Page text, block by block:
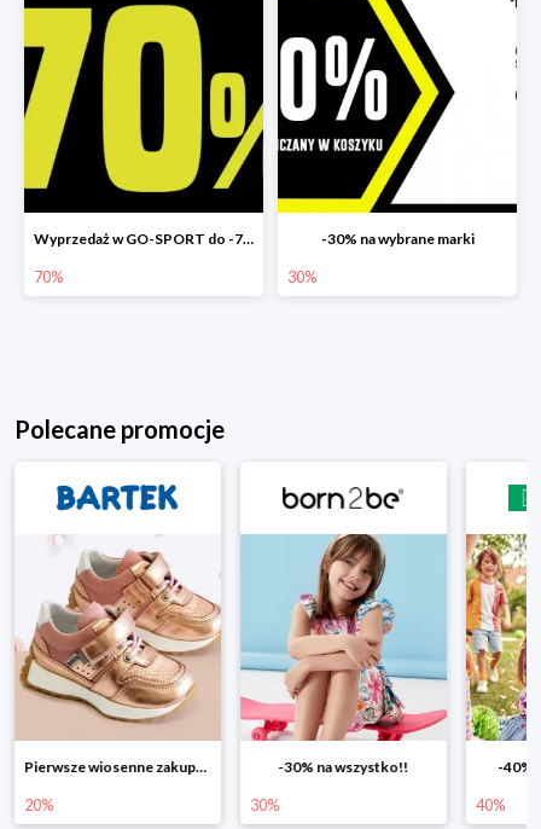
Wyprzedaż w GO-SPORT do -70%
70%
-30% na wybrane marki
30%
Polecane promocje
-30% na wszystko!!
30%
-40% na drugą sztukę
40% 25%